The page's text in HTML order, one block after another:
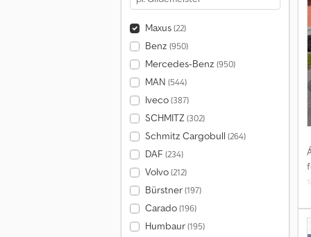
Maxus(22)
Benz (950)
Mercedes-Benz (950)
MAN (544)
Iveco(387)
SCHMITZ(302)
Schmitz Cargobull (264)
DAF (234)
Volvo(212)
Bürstner(197)
Carado(196)
Humbaur(195)